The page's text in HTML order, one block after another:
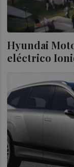
Hyundai
eléctrico